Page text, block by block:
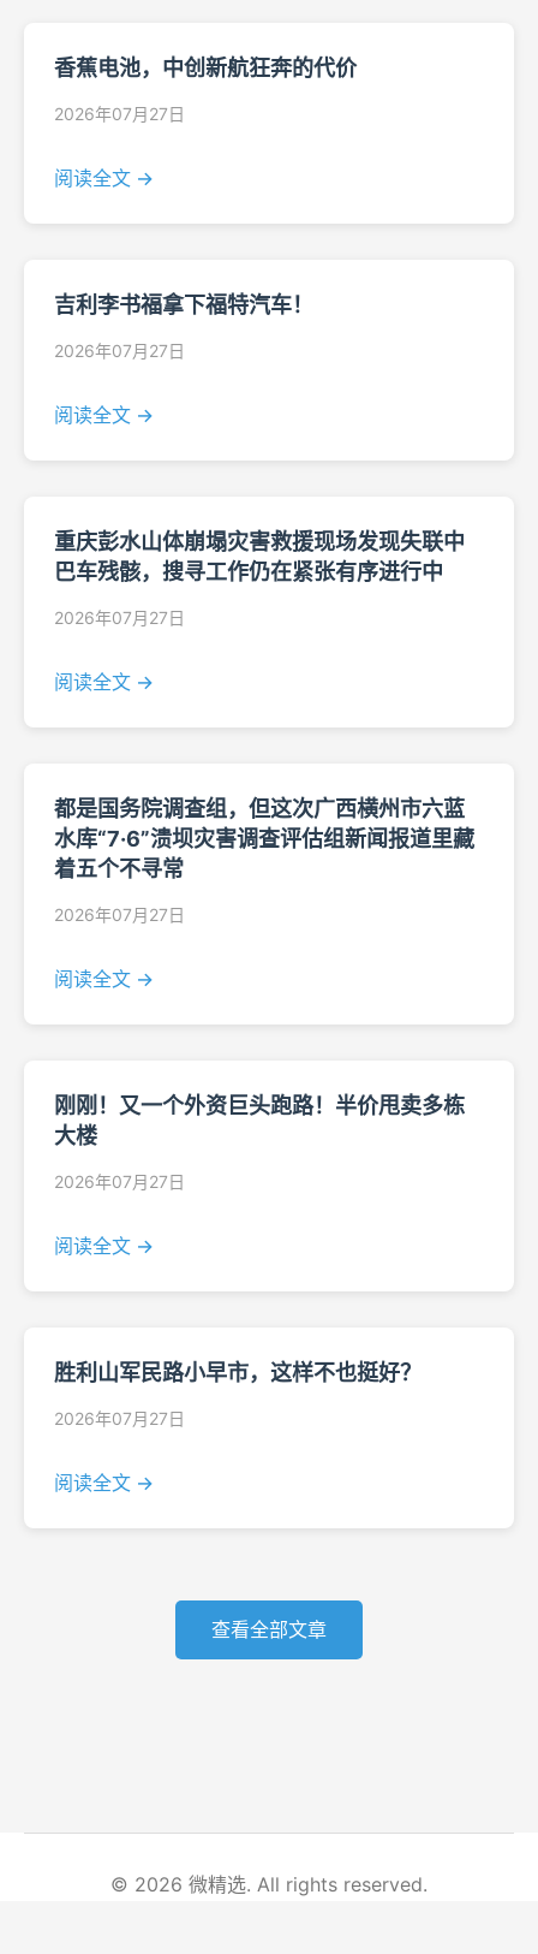
香蕉电池，中创新航狂奔的代价
2026年07月27日
阅读全文 →
吉利李书福拿下福特汽车！
2026年07月27日
阅读全文 →
重庆彭水山体崩塌灾害救援现场发现失联中
巴车残骸，搜寻工作仍在紧张有序进行中
2026年07月27日
阅读全文 →
都是国务院调查组，但这次广西横州市六蓝
水库“7·6”溃坝灾害调查评估组新闻报道里藏
着五个不寻常
2026年07月27日
阅读全文 →
刚刚！又一个外资巨头跑路！半价甩卖多栋
大楼
2026年07月27日
阅读全文 →
胜利山军民路小早市，这样不也挺好？
2026年07月27日
阅读全文 →
查看全部文章
© 2026 微精选. All rights reserved.